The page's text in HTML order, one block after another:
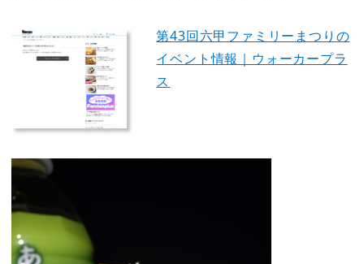
第43回六甲ファミリーまつりの
イベント情報｜ウォーカープラ
ス